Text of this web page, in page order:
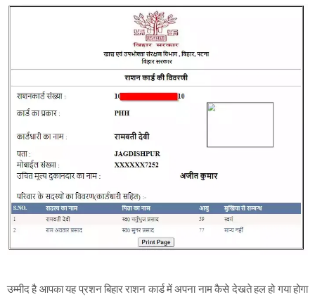
उम्मीद है आपका यह प्रशन बिहार राशन कार्ड में अपना नाम कैसे देखते हल हो गया होगा